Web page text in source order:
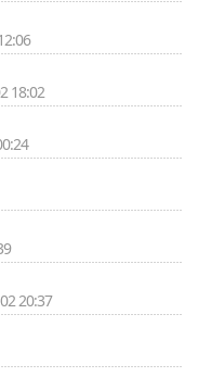
18:02
20:37